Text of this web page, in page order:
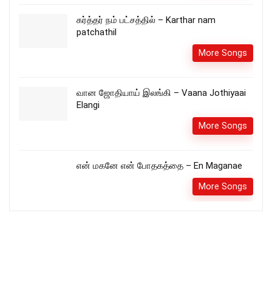
கர்த்தர் நம் பட்சத்தில் – Karthar nam
patchathil
More Songs
வான ஜோதியாய் இலங்கி – Vaana Jothiyaai
Elangi
More Songs
என் மகனே என் போதகத்தை – En Maganae
More Songs